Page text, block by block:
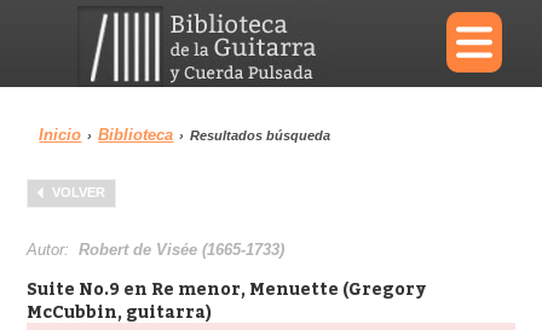
×
Menu
Biblioteca
Inicio › Biblioteca › Resultados búsqueda
VOLVER
Autor:Robert de Visée (1665-1733)
Suite No.9 en Re menor, Menuette (Gregory
McCubbin, guitarra)